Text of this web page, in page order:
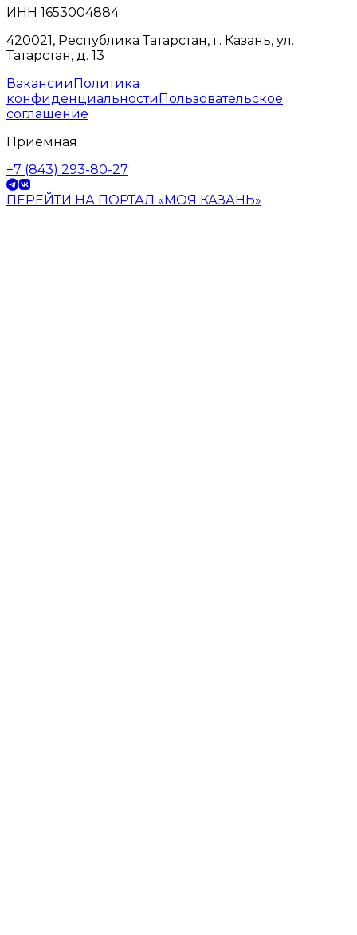
ИНН 1653004884
420021, Республика Татарстан, г. Казань, ул.
Татарстан, д. 13
ВакансииПолитика
конфиденциальностиПользовательское
соглашение
Приемная
+7 (843) 293-80-27
ПЕРЕЙТИ НА ПОРТАЛ «МОЯ КАЗАНЬ»